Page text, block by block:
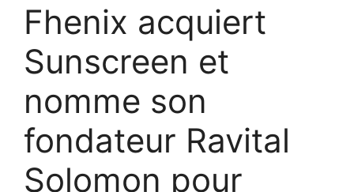
Fhenix acquiert
Sunscreen et
nomme son
fondateur Ravital
Solomon pour